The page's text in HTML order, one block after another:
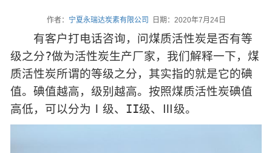
作者： 宁夏永瑞达炭素有限公司 日期：2020年7月24日
有客户打电话咨询，问煤质活性炭是否有等
级之分?做为活性炭生产厂家，我们解释一下，煤
质活性炭所谓的等级之分，其实指的就是它的碘
值。碘值越高，级别越高。按照煤质活性炭碘值
高低，可以分为Ⅰ级、II级、Ⅲ级。